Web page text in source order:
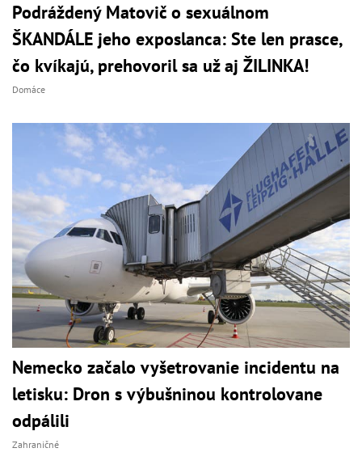
Podráždený Matovič o sexuálnom
ŠKANDÁLE jeho exposlanca: Ste len prasce,
čo kvíkajú, prehovoril sa už aj ŽILINKA!
Domáce
Nemecko začalo vyšetrovanie incidentu na
letisku: Dron s výbušninou kontrolovane
odpálili
Zahraničné